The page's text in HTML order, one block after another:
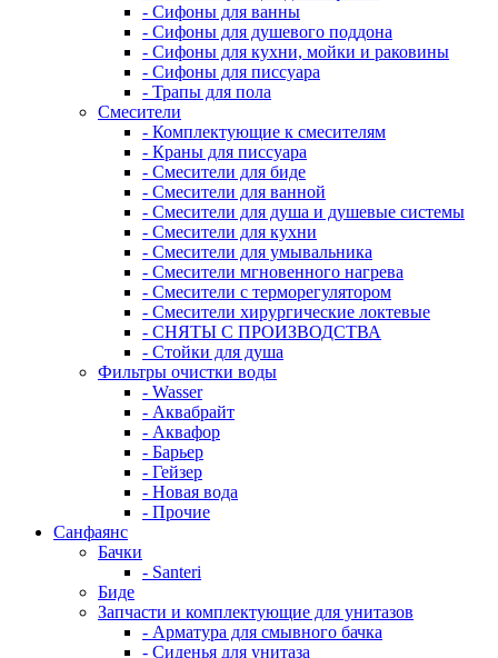
- Сифоны для ванны
- Сифоны для душевого поддона
- Сифоны для кухни, мойки и раковины
- Сифоны для писсуара
- Трапы для пола
Смесители
- Комплектующие к смесителям
- Краны для писсуара
- Смесители для биде
- Смесители для ванной
- Смесители для душа и душевые системы
- Смесители для кухни
- Смесители для умывальника
- Смесители мгновенного нагрева
- Смесители с терморегулятором
- Смесители хирургические локтевые
- СНЯТЫ С ПРОИЗВОДСТВА
- Стойки для душа
Фильтры очистки воды
- Wasser
- Аквабрайт
- Аквафор
- Барьер
- Гейзер
- Новая вода
- Прочие
Санфаянс
Бачки
- Santeri
Биде
Запчасти и комплектующие для унитазов
- Арматура для смывного бачка
- Сиденья для унитаза